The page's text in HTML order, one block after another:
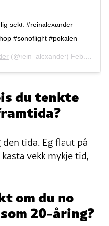
sekt. #reinalexander
#sonoflight #pokalen
(@rein_alexander) Feb. 16, 2019 kl. 5:44 PST
du tenkte
tida. Eg flaut på
vekk mykje tid,
om du no
20-åring?